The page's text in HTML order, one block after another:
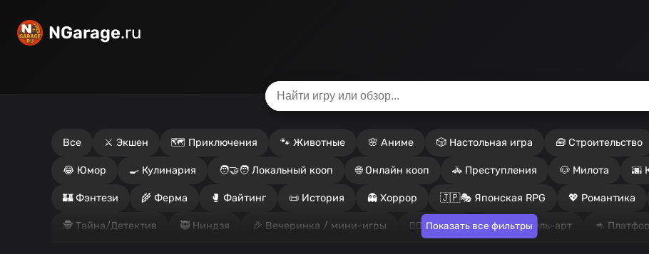
NGarage.ru
Все ⚔️ Экшен 🗺️ Приключения 🐾 Животные 🌸 Аниме 🎲 Настольная игра 🧰 Строительство
😂 Юмор 🍳 Кулинария 🧑‍🤝‍🧑 Локальный кооп 🌐 Онлайн кооп 🚓 Преступления 🐶 Милота 🌆
🏰 Фэнтези 🌾 Ферма 🥊 Файтинг 📜 История 👻 Хоррор 🇯🇵🎭 Японская RPG 💖 Романтика
🕵️ Тайна/Детектив 🥷 Ниндзя 🎉 Вечеринка / мини-игры 🏴‍☠️ Пираты 🟦🟥 Пиксель-арт 🦘
Показать все фильтры